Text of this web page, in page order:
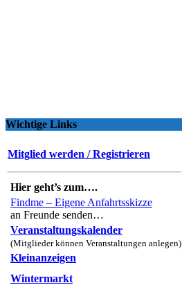
Wichtige Links
Mitglied werden / Registrieren
Hier geht’s zum….
Findme – Eigene Anfahrtsskizze
an Freunde senden…
Veranstaltungskalender
(Mitglieder können Veranstaltungen anlegen)
Kleinanzeigen
Wintermarkt